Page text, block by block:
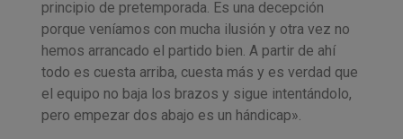
principio de pretemporada. Es una decepción
porque veníamos con mucha ilusión y otra vez no
hemos arrancado el partido bien. A partir de ahí
todo es cuesta arriba, cuesta más y es verdad que
el equipo no baja los brazos y sigue intentándolo,
pero empezar dos abajo es un hándicap».